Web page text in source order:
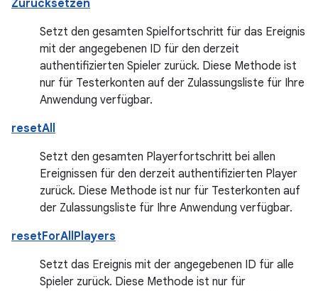
Zurücksetzen
Setzt den gesamten Spielfortschritt für das Ereignis
mit der angegebenen ID für den derzeit
authentifizierten Spieler zurück. Diese Methode ist
nur für Testerkonten auf der Zulassungsliste für Ihre
Anwendung verfügbar.
resetAll
Setzt den gesamten Playerfortschritt bei allen
Ereignissen für den derzeit authentifizierten Player
zurück. Diese Methode ist nur für Testerkonten auf
der Zulassungsliste für Ihre Anwendung verfügbar.
resetForAllPlayers
Setzt das Ereignis mit der angegebenen ID für alle
Spieler zurück. Diese Methode ist nur für